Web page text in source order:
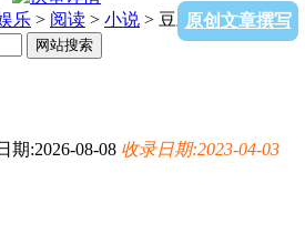
原创文章撰写
乐 > 阅读 > 小说 > 豆豆小说网
网站搜索
期:2026-08-08 收录日期:2023-04-03